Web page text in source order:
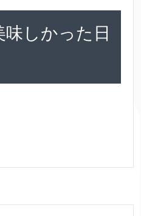
しかった日